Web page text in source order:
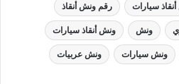
سيارات رقم ونش أنقاذ
ونش ونش أنقاذ سيارات
ونش سيارات ونش عربيات